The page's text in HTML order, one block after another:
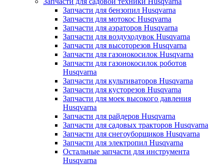
Запчасти для бензопил Husqvarna
Запчасти для мотокос Husqvarna
Запчасти для аэраторов Husqvarna
Запчасти для воздуходувок Husqvarna
Запчасти для высоторезов Husqvarna
Запчасти для газонокосилок Husqvarna
Запчасти для газонокосилок роботов
Husqvarna
Запчасти для культиваторов Husqvarna
Запчасти для кусторезов Husqvarna
Запчасти для моек высокого давления
Husqvarna
Запчасти для райдеров Husqvarna
Запчасти для садовых тракторов Husqvarna
Запчасти для снегоуборщиков Husqvarna
Запчасти для электропил Husqvarna
Остальные запчасти для инструмента
Husqvarna